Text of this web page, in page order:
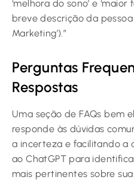
‘melhora do sono’ e
breve descrição da pessoa
Marketing’).”
Perguntas
Respostas
Uma seção de FAQs bem
responde às dúvidas
a incerteza e facilitando a
ao ChatGPT para
mais pertinentes sobre